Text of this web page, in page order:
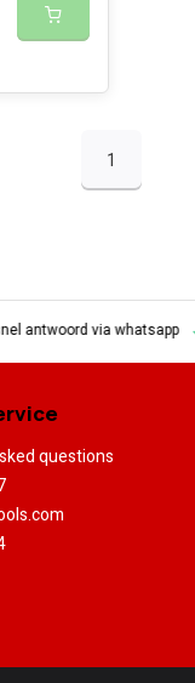
1
antwoord via whatsapp
questions